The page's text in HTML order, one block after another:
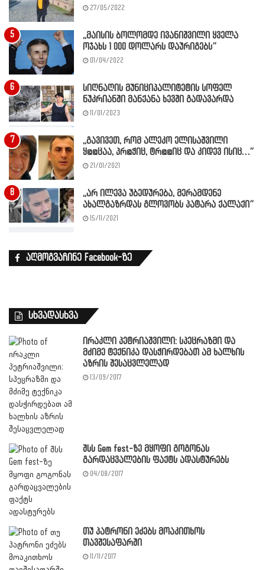
27/05/2022
,,მაისის ბოლომდე ივანიშვილი ყველა
ოჯახს 1 000 დოლარს დაურიგებს”
01/04/2022
სიღნაღის მუნიციპალიტეტის სოფელ
ნუკრიანში მანქანა ხევში გადავარდა
11/01/2023
,,გავივეთ, რომ ალეკო ელისაშვილი
ყ@@ცაა, პრ@ჭიც, ტრ@@იც და კიდევ ისიც…”
21/01/2021
,,არ ილევა უბედურება, მერამდენე
ახალგაზრდას გლოვობს პატარა ქალაქი”
15/11/2021
აღმოგვაჩინე Facebook-ზე
სხვადასხვა
ირაკლი პეტრიაშვილი: სპეცრაზმი და
მძიმე ტექნიკა დასჭირდებათ ამ ხალხის
აზრის შესაცვლელად
13/09/2017
შსს Gem fest-ზე მყოფი გოგონას
გარდაცვალების ფაქტს ადასტურებს
04/08/2017
თუ პატრონი ეძებს მოაკითხოს
თავშესაფარში
11/11/2017